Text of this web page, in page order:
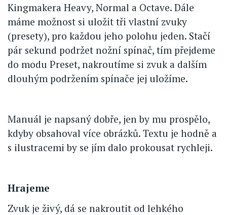
Kingmakera Heavy, Normal a Octave. Dále
máme možnost si uložit tři vlastní zvuky
(presety), pro každou jeho polohu jeden. Stačí
pár sekund podržet nožní spínač, tím přejdeme
do modu Preset, nakroutíme si zvuk a dalším
dlouhým podržením spínače jej uložíme.
Manuál je napsaný dobře, jen by mu prospělo,
kdyby obsahoval více obrázků. Textu je hodně a
s ilustracemi by se jím dalo prokousat rychleji.
Hrajeme
Zvuk je živý, dá se nakroutit od lehkého